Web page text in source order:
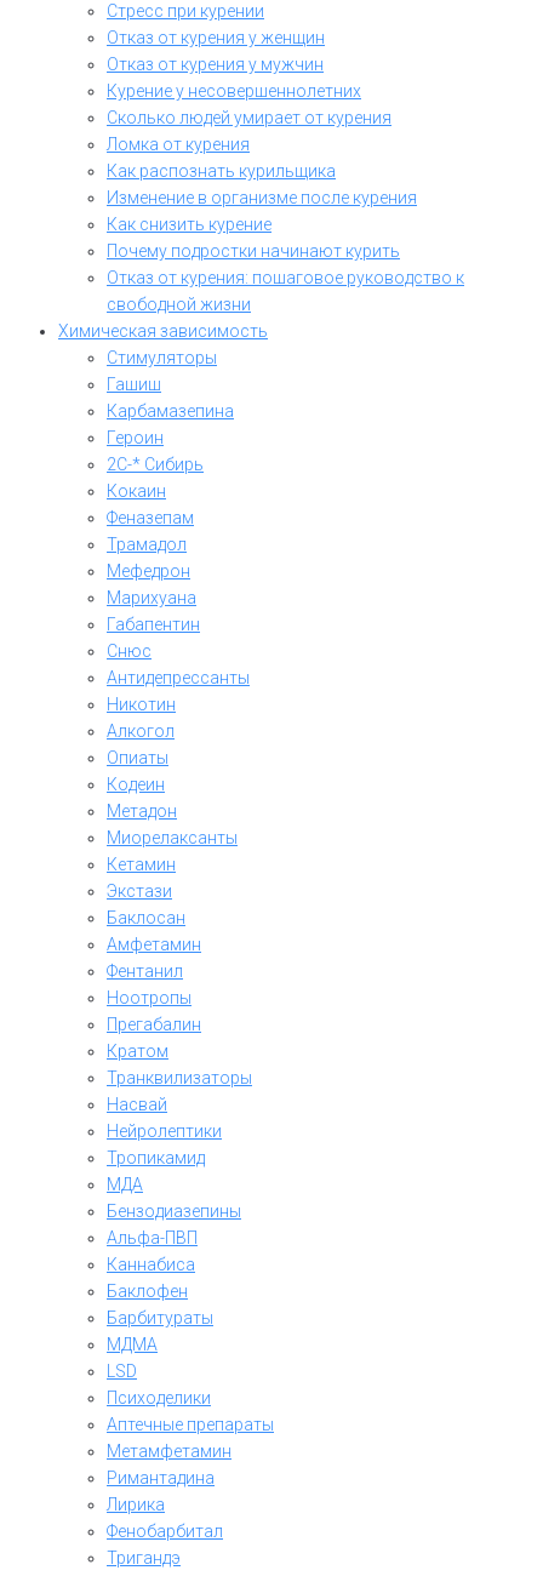
Стресс при курении
Отказ от курения у женщин
Отказ от курения у мужчин
Курение у несовершеннолетних
Сколько людей умирает от курения
Ломка от курения
Как распознать курильщика
Изменение в организме после курения
Как снизить курение
Почему подростки начинают курить
Отказ от курения: пошаговое руководство к
свободной жизни
Химическая зависимость
Стимуляторы
Гашиш
Карбамазепина
Героин
2C-* Сибирь
Кокаин
Феназепам
Трамадол
Мефедрон
Марихуана
Габапентин
Снюс
Антидепрессанты
Никотин
Алкогол
Опиаты
Кодеин
Метадон
Миорелаксанты
Кетамин
Экстази
Баклосан
Амфетамин
Фентанил
Ноотропы
Прегабалин
Кратом
Транквилизаторы
Насвай
Нейролептики
Тропикамид
МДА
Бензодиазепины
Альфа-ПВП
Каннабиса
Баклофен
Барбитураты
МДМА
LSD
Психоделики
Аптечные препараты
Метамфетамин
Римантадина
Лирика
Фенобарбитал
Тригандэ